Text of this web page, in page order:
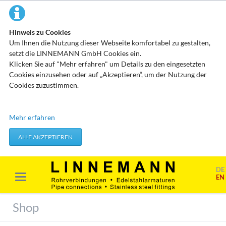
Hinweis zu Cookies
Um Ihnen die Nutzung dieser Webseite komfortabel zu gestalten,
setzt die LINNEMANN GmbH Cookies ein.
Klicken Sie auf "Mehr erfahren" um Details zu den eingesetzten
Cookies einzusehen oder auf „Akzeptieren“, um der Nutzung der
Cookies zuzustimmen.
Technisch erforderliche Cookies
werden verwendet um von Ihnen getätigte Aktionen, wie etwa das
Festlegen Ihrer Datenschutzeinstellungen zu übernehmen.
Erforderliche Cookies akzeptieren
Marketing & Analyse
ausgewertet werden. Das geschieht vor allem mit Cookies und mit
sogenannten Analyseprogrammen. Die Analyse Ihres Surf-
Mehr erfahren
ALLE AKZEPTIEREN
DE
EN
Shop